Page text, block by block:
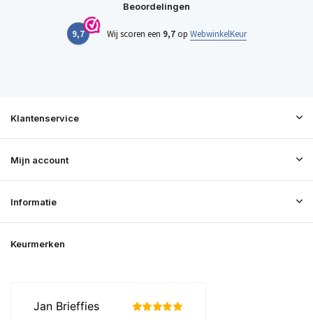
Beoordelingen
9,7 Wij scoren een 9,7op WebwinkelKeur
Klantenservice
Mijn account
Informatie
Keurmerken